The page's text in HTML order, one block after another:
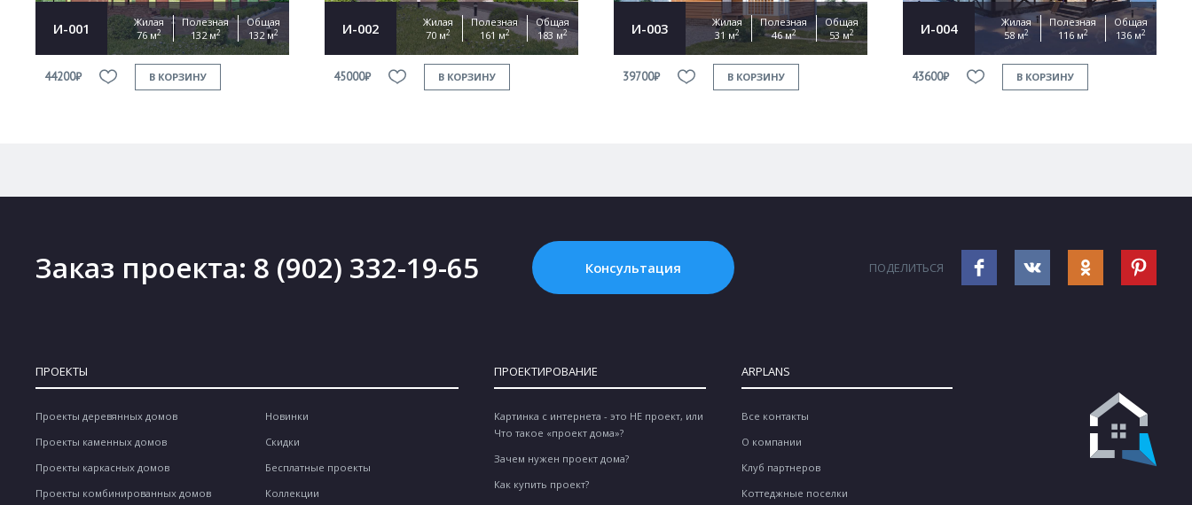
И-001
Жилая
76 м2
Полезная
132 м2
Общая
132 м2
44200₽ В КОРЗИНУ
И-002
Жилая
70 м2
Полезная
161 м2
Общая
183 м2
45000₽ В КОРЗИНУ
И-003
Жилая
31 м2
Полезная
46 м2
Общая
53 м2
39700₽ В КОРЗИНУ
И-004
Жилая
58 м2
Полезная
116 м2
Общая
136 м2
43600₽ В КОРЗИНУ
Заказ проекта: 8 (902) 332-19-65 Консультация ПОДЕЛИТЬСЯ
ПРОЕКТЫ
Проекты деревянных домов
Проекты каменных домов
Проекты каркасных домов
Проекты комбинированных домов
Новинки
Скидки
Бесплатные проекты
Коллекции
ПРОЕКТИРОВАНИЕ
Картинка с интернета - это НЕ проект, или
Что такое «проект дома»?
Зачем нужен проект дома?
Как купить проект?
ARPLANS
Все контакты
О компании
Клуб партнеров
Коттеджные поселки